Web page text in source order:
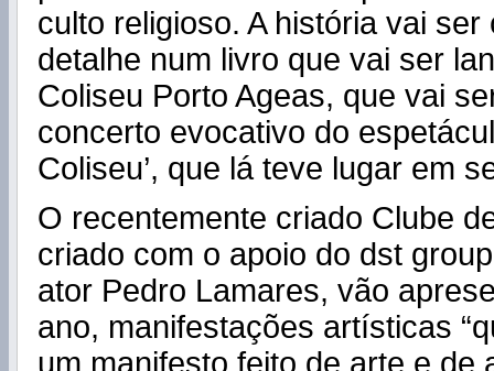
culto religioso. A história vai ser
detalhe num livro que vai ser
Coliseu Porto Ageas, que vai
concerto evocativo do
Coliseu’, que lá teve lugar em
O recentemente criado Clube
criado com o apoio do dst
ator Pedro Lamares, vão
ano, manifestações artísticas
um manifesto feito de arte e de